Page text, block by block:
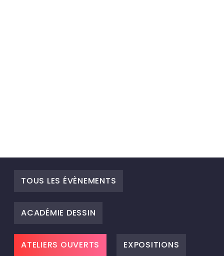
TOUS LES ÉVÈNEMENTS
ACADÉMIE DESSIN
ATELIERS OUVERTS EXPOSITIONS